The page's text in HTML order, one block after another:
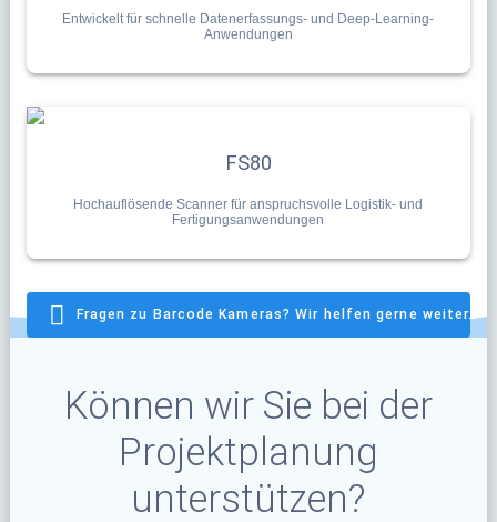
Entwickelt für schnelle Datenerfassungs- und Deep-Learning-
Anwendungen
FS80
Hochauflösende Scanner für anspruchsvolle Logistik- und
Fertigungsanwendungen
Fragen zu Barcode Kameras? Wir helfen gerne weiter.
Können wir Sie bei der
Projektplanung
unterstützen?